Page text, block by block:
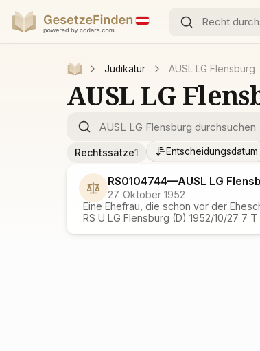
Judikatur AUSL LG Flensburg
AUSL LG
Rechtssätze1 Entscheidungsdatum
RS0104744—AUSL LG
27. Oktober 1952
Eine Ehefrau, die schon vor der
RS U LG Flensburg (D) 1952/10/27 7